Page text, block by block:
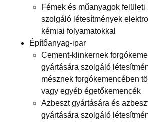
Fémek és műanyagok
szolgáló létesítmények
kémiai folyamatokkal
Építőanyag-ipar
Cement-klinkernek
gyártására szolgáló
mésznek forgókemencében
vagy egyéb égetőkemencék
Azbeszt gyártására és
gyártására szolgáló